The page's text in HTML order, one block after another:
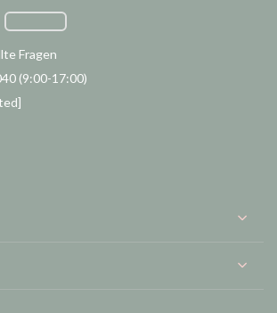
Fragen
(9:00-17:00)